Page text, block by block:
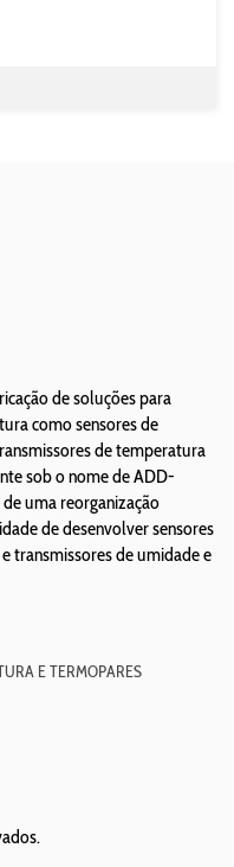
de soluções para
como sensores de
de temperatura
sob o nome de ADD-
uma reorganização
de desenvolver sensores
transmissores de umidade e
E TERMOPARES